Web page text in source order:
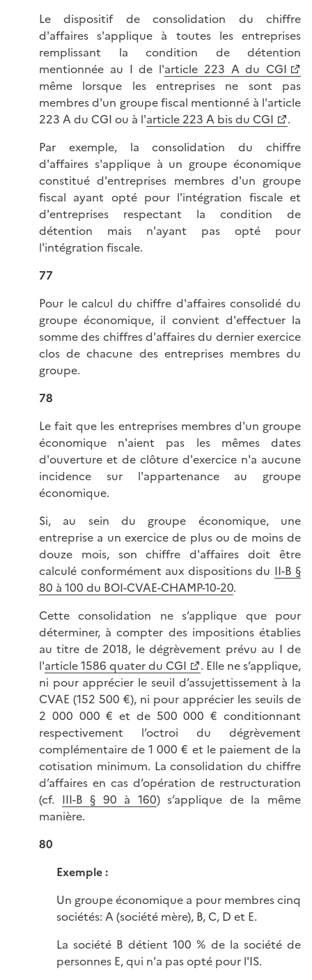
Le dispositif de consolidation du chiffre
d'affaires s'applique à toutes les entreprises
remplissant la condition de détention
mentionnée au I de l'article 223 A du CGI
même lorsque les entreprises ne sont pas
membres d'un groupe fiscal mentionné à l'article
223 A du CGI ou à l'article 223 A bis du CGI
.
Par exemple, la consolidation du chiffre
d'affaires s'applique à un groupe économique
constitué d'entreprises membres d'un groupe
fiscal ayant opté pour l'intégration fiscale et
d'entreprises respectant la condition de
détention mais n'ayant pas opté pour
l'intégration fiscale.
77
Pour le calcul du chiffre d'affaires consolidé du
groupe économique, il convient d'effectuer la
somme des chiffres d'affaires du dernier exercice
clos de chacune des entreprises membres du
groupe.
78
Le fait que les entreprises membres d'un groupe
économique n'aient pas les mêmes dates
d'ouverture et de clôture d'exercice n'a aucune
incidence sur l'appartenance au groupe
économique.
Si, au sein du groupe économique, une
entreprise a un exercice de plus ou de moins de
douze mois, son chiffre d'affaires doit être
calculé conformément aux dispositions du II-B §
80 à 100 du BOI-CVAE-CHAMP-10-20.
Cette consolidation ne s’applique que pour
déterminer, à compter des impositions établies
au titre de 2018, le dégrèvement prévu au I de
l'article 1586 quater du CGI
. Elle ne s’applique,
ni pour apprécier le seuil d’assujettissement à la
CVAE (152 500 €), ni pour apprécier les seuils de
2 000 000 € et de 500 000 € conditionnant
respectivement l’octroi du dégrèvement
complémentaire de 1 000 € et le paiement de la
cotisation minimum. La consolidation du chiffre
d’affaires en cas d’opération de restructuration
(cf. III-B § 90 à 160) s’applique de la même
manière.
80
Exemple :
Un groupe économique a pour membres cinq
sociétés: A (société mère), B, C, D et E.
La société B détient 100 % de la société de
personnes E, qui n'a pas opté pour l'IS.